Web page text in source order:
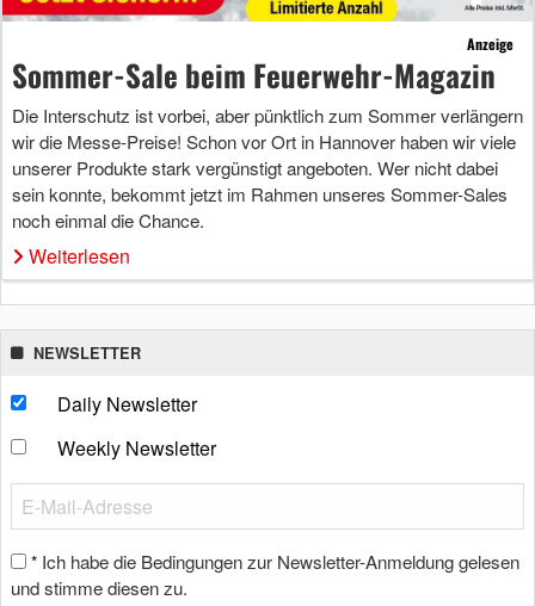
Anzeige
Sommer-Sale beim Feuerwehr-Magazin
Die Interschutz ist vorbei, aber pünktlich zum Sommer verlängern
wir die Messe-Preise! Schon vor Ort in Hannover haben wir viele
unserer Produkte stark vergünstigt angeboten. Wer nicht dabei
sein konnte, bekommt jetzt im Rahmen unseres Sommer-Sales
noch einmal die Chance.
Weiterlesen
NEWSLETTER
Daily Newsletter
Weekly Newsletter
* Ich habe die Bedingungen zur Newsletter-Anmeldung gelesen
und stimme diesen zu.